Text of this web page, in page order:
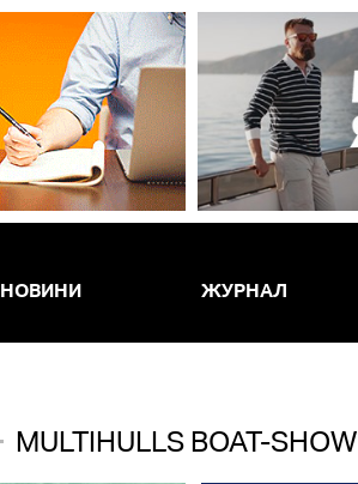
НОВИНИ ЖУРНАЛ
MULTIHULLS BOAT-SHOW